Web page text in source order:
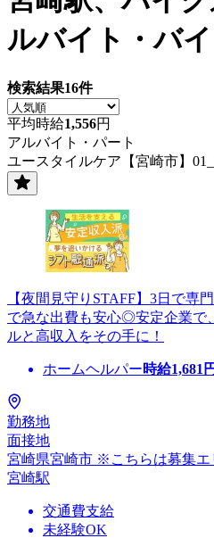
ルバイト・バ
検索結果16件
平均時給1,556円
アルバイト・パート
ユースタイルケア【宮崎市】
【夜間見守りSTAFF】3日で専
で急な出費も安心◎安定企業で
ルと高収入をその手に！
ホームヘルパー時給1,681
勤務地
面接地
宮崎県宮崎市 ※こちらは募集エ
宮崎駅
交通費支給
未経験OK